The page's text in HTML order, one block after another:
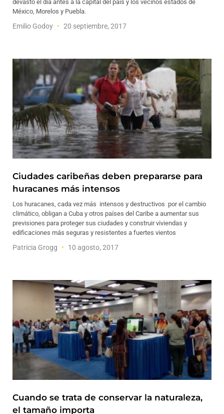
devastó el día antes a la capital del país y los vecinos estados de
México, Morelos y Puebla.
Emilio Godoy 20 septiembre, 2017
Ciudades caribeñas deben prepararse para
huracanes más intensos
Los huracanes, cada vez más intensos y destructivos por el cambio
climático, obligan a Cuba y otros países del Caribe a aumentar sus
previsiones para proteger sus ciudades y construir viviendas y
edificaciones más seguras y resistentes a fuertes vientos
Patricia Grogg 10 agosto, 2017
Cuando se trata de conservar la naturaleza,
el tamaño importa